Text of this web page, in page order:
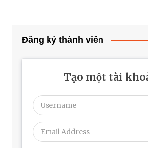
Đăng ký thành viên
Tạo một tài